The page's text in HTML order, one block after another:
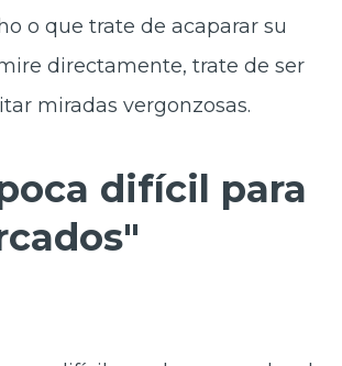
o que trate de acaparar su
directamente, trate de ser
miradas vergonzosas.
difícil para